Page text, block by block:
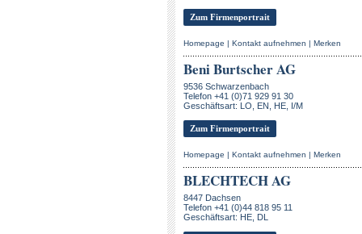
Zum Firmenportrait
Homepage | Kontakt aufnehmen | Merken
Beni Burtscher AG
9536 Schwarzenbach
Telefon +41 (0)71 929 91 30
Geschäftsart: LO, EN, HE, I/M
Zum Firmenportrait
Homepage | Kontakt aufnehmen | Merken
BLECHTECH AG
8447 Dachsen
Telefon +41 (0)44 818 95 11
Geschäftsart: HE, DL